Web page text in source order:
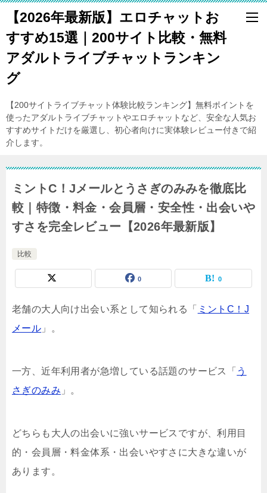
【2026年最新版】エロチャットお
すすめ15選｜200サイト比較・無料
アダルトライブチャットランキン
グ
【200サイトライブチャット体験比較ランキング】無料ポイントを
使ったアダルトライブチャットやエロチャットなど、安全な人気お
すすめサイトだけを厳選し、初心者向けに実体験レビュー付きで紹
介します。
ミントC！Jメールとうさぎのみみを徹底比
較｜特徴・料金・会員層・安全性・出会いや
すさを完全レビュー【2026年最新版】
比較
0 0
老舗の大人向け出会い系として知られる「
ミントC！J
メール 」。
一方、近年利用者が急増している話題のサービス「 う
さぎのみみ 」。
どちらも大人の出会いに強いサービスですが、利用目
的・会員層・料金体系・出会いやすさに大きな違いが
あります。